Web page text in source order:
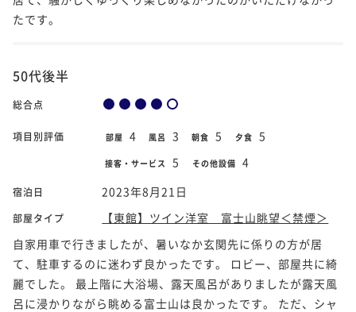
たです。
50代後半
総合点
項目別評価 部屋 4 風呂 3 朝食 5 夕食 5
接客・サービス 5 その他設備 4
宿泊日 2023年8月21日
部屋タイプ
【東館】ツイン洋室 富士山眺望＜禁煙＞
自家用車で行きましたが、暑いなか玄関先に係りの方が居
て、駐車するのに迷わず良かったです。 ロビー、部屋共に綺
麗でした。 最上階に大浴場、露天風呂がありましたが露天風
呂に浸かりながら眺める富士山は良かったです。 ただ、シャ